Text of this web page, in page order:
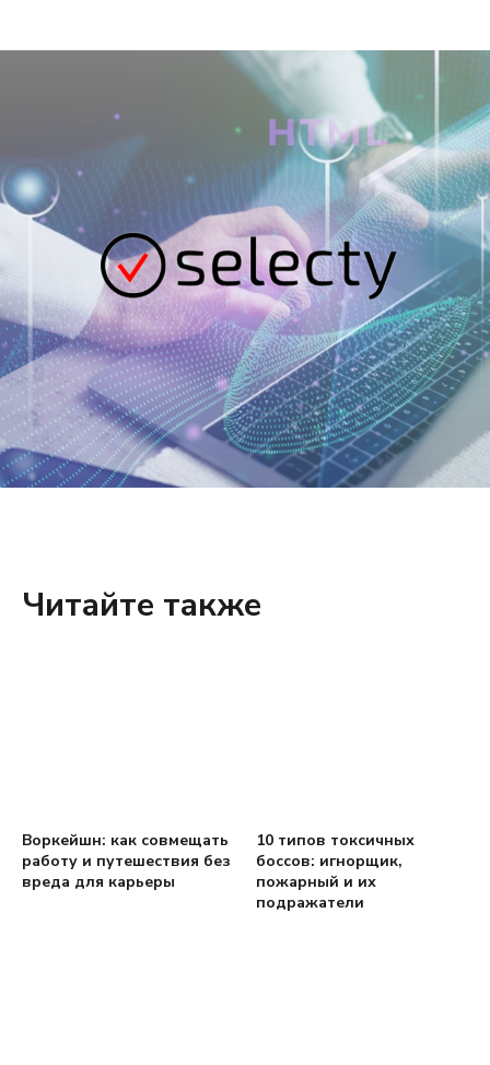
Читайте также
Воркейшн: как совмещать
работу и путешествия без
вреда для карьеры
10 типов токсичных
боссов: игнорщик,
пожарный и их
подражатели